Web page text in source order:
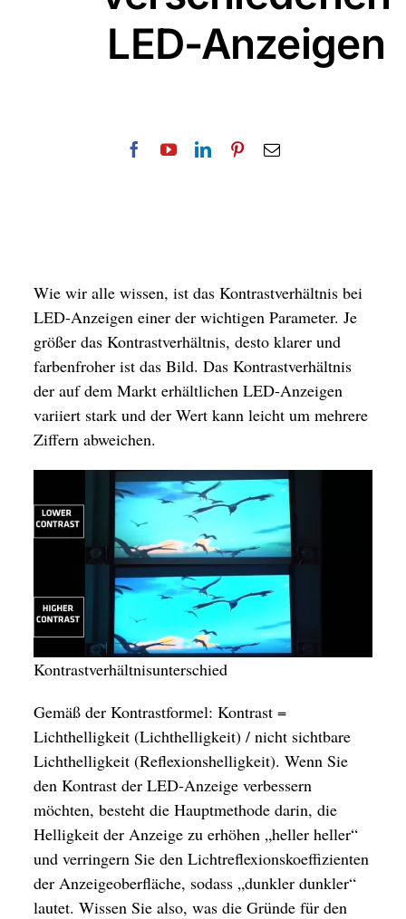
LED-Anzeigen
Wie wir alle wissen, ist das Kontrastverhältnis bei
LED-Anzeigen einer der wichtigen Parameter. Je
größer das Kontrastverhältnis, desto klarer und
farbenfroher ist das Bild. Das Kontrastverhältnis
der auf dem Markt erhältlichen LED-Anzeigen
variiert stark und der Wert kann leicht um mehrere
Ziffern abweichen.
Kontrastverhältnisunterschied
Gemäß der Kontrastformel: Kontrast =
Lichthelligkeit (Lichthelligkeit) / nicht sichtbare
Lichthelligkeit (Reflexionshelligkeit). Wenn Sie
den Kontrast der LED-Anzeige verbessern
möchten, besteht die Hauptmethode darin, die
Helligkeit der Anzeige zu erhöhen „heller heller“
und verringern Sie den Lichtreflexionskoeffizienten
der Anzeigeoberfläche, sodass „dunkler dunkler“
lautet. Wissen Sie also, was die Gründe für den